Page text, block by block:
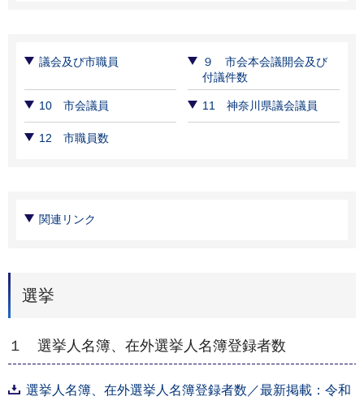
議会及び市職員
９ 市会本会議開会及び
付議件数
10 市会議員 11 神奈川県議会議員
12 市職員数
関連リンク
選挙
１ 選挙人名簿、在外選挙人名簿登録者数
選挙人名簿、在外選挙人名簿登録者数／最新掲載：令和